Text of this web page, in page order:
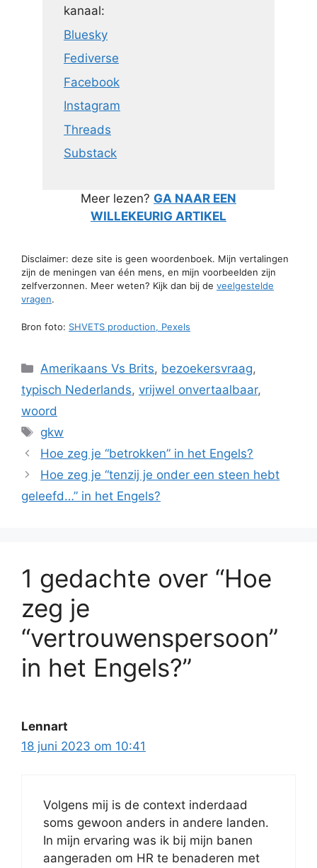
kanaal:
Bluesky
Fediverse
Facebook
Instagram
Threads
Substack
Meer lezen? GA NAAR EEN
WILLEKEURIG ARTIKEL
Disclaimer: deze site is geen woordenboek. Mijn vertalingen
zijn de meningen van één mens, en mijn voorbeelden zijn
zelfverzonnen. Meer weten? Kijk dan bij de veelgestelde
vragen.
Bron foto: SHVETS production, Pexels
Categorieën
Amerikaans Vs Brits, bezoekersvraag,
typisch Nederlands, vrijwel onvertaalbaar,
woord
Tags
gkw
Hoe zeg je “betrokken” in het Engels?
Hoe zeg je “tenzij je onder een steen hebt
geleefd…” in het Engels?
1 gedachte over “Hoe
zeg je
“vertrouwenspersoon”
in het Engels?”
Lennart
18 juni 2023 om 10:41
Volgens mij is de context inderdaad
soms gewoon anders in andere landen.
In mijn ervaring was ik bij mijn banen
aangeraden om HR te benaderen met